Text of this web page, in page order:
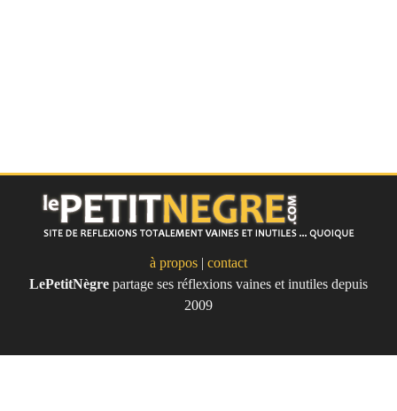
Le Petit Nègre
à propos | contact
LePetitNègre partage ses réflexions vaines et inutiles depuis
2009